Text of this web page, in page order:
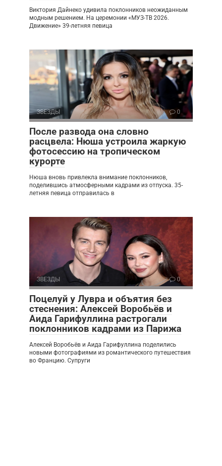
Виктория Дайнеко удивила поклонников неожиданным
модным решением. На церемонии «МУЗ-ТВ 2026.
Движение» 39-летняя певица
ЗВЕЗДЫ 0
После развода она словно
расцвела: Нюша устроила жаркую
фотосессию на тропическом
курорте
Нюша вновь привлекла внимание поклонников,
поделившись атмосферными кадрами из отпуска. 35-
летняя певица отправилась в
ЗВЕЗДЫ 0
Поцелуй у Лувра и объятия без
стеснения: Алексей Воробьёв и
Аида Гарифуллина растрогали
поклонников кадрами из Парижа
Алексей Воробьёв и Аида Гарифуллина поделились
новыми фотографиями из романтического путешествия
во Францию. Супруги